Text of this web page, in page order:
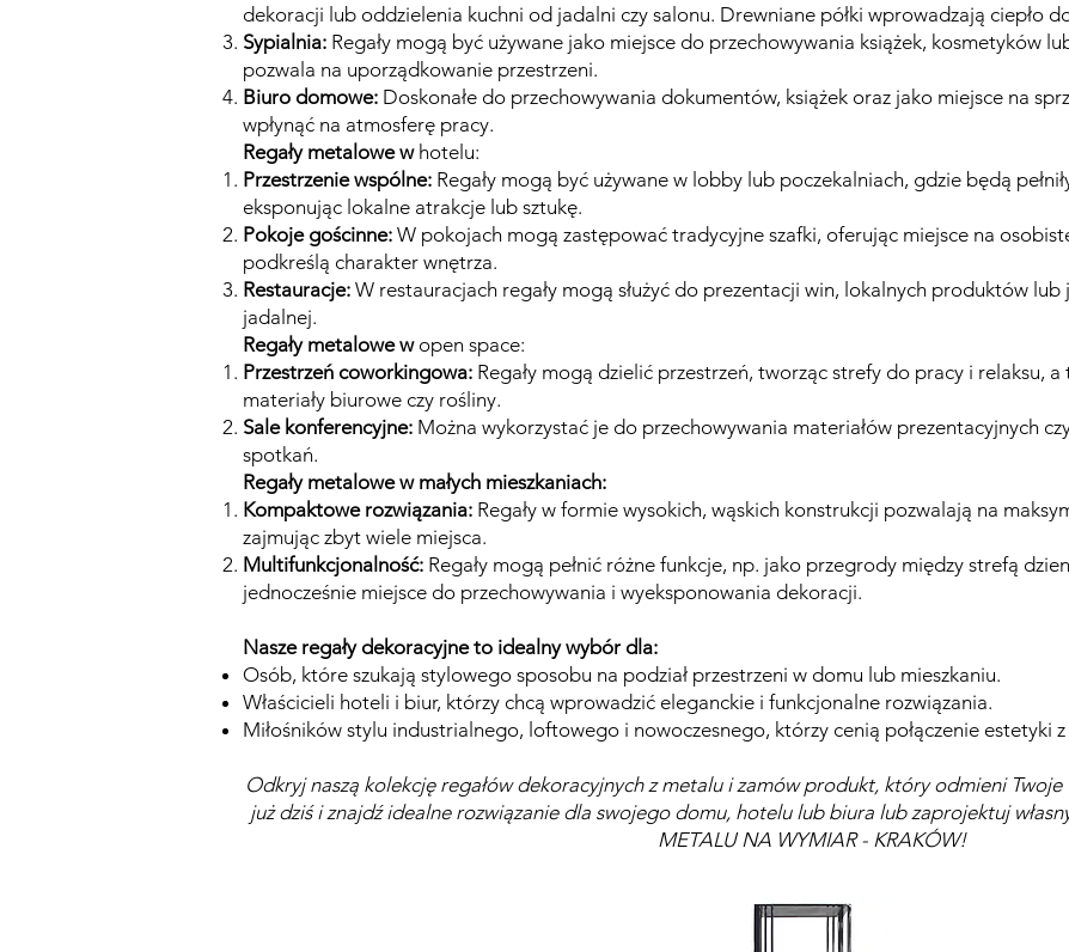
dekoracji lub oddzielenia kuchni od jadalni czy salonu. Drewniane półki wprowadzają ciepło
Sypialnia: Regały mogą być używane jako miejsce do przechowywania książek, kosmetyków
pozwala na uporządkowanie przestrzeni.
Biuro domowe: Doskonałe do przechowywania dokumentów, książek oraz jako miejsce na
wpłynąć na atmosferę pracy.
Regały metalowe whotelu:
Przestrzenie wspólne: Regały mogą być używane w lobby lub poczekalniach, gdzie będą
eksponując lokalne atrakcje lub sztukę.
Pokoje gościnne: W pokojach mogą zastępować tradycyjne szafki, oferując miejsce na
podkreślą charakter wnętrza.
Restauracje: W restauracjach regały mogą służyć do prezentacji win, lokalnych produktów
jadalnej.
Regały metalowe wopen space:
Przestrzeń coworkingowa: Regały mogą dzielić przestrzeń, tworząc strefy do pracy i relaksu,
materiały biurowe czy rośliny.
Sale konferencyjne: Można wykorzystać je do przechowywania materiałów prezentacyjnych
spotkań.
Regały metalowe w małych mieszkaniach:
Kompaktowe rozwiązania: Regały w formie wysokich, wąskich konstrukcji pozwalają na
zajmując zbyt wiele miejsca.
Multifunkcjonalność: Regały mogą pełnić różne funkcje, np. jako przegrody między strefą
jednocześnie miejsce do przechowywania i wyeksponowania dekoracji.
Nasze regały dekoracyjne to idealny wybór dla:
Osób, które szukają stylowego sposobu na podział przestrzeni w domu lub mieszkaniu.
Właścicieli hoteli i biur, którzy chcą wprowadzić eleganckie i funkcjonalne rozwiązania.
Miłośników stylu industrialnego, loftowego i nowoczesnego, którzy cenią połączenie estetyki
Odkryj naszą kolekcję regałów dekoracyjnych z metalu i zamów produkt, który odmieni
już dziś i znajdź idealne rozwiązanie dla swojego domu, hotelu lub biura lub zaprojektuj
METALU NA WYMIAR - KRAKÓW!